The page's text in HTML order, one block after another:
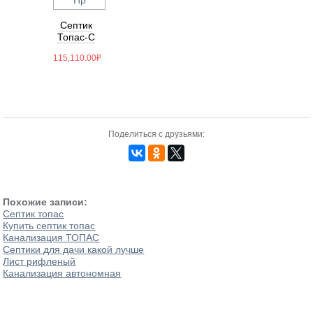
Септик
Топас-С
Пр
115,110.00₽
Поделиться с друзьями:
Похожие записи:
Септик топас
Купить септик топас
Канализация ТОПАС
Септики для дачи какой лучше
Лист рифленый
Канализация автономная